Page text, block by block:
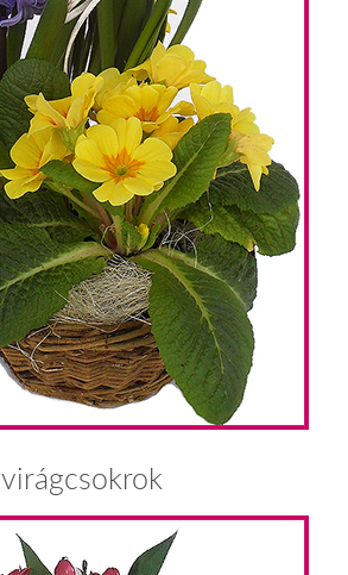
virágcsokrok